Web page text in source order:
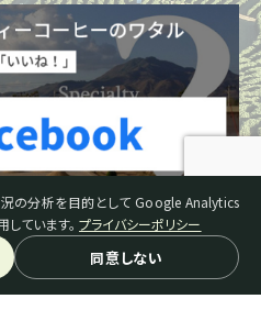
況の分析を目的として Google Analytics
しています。プライバシーポリシー
同意しない